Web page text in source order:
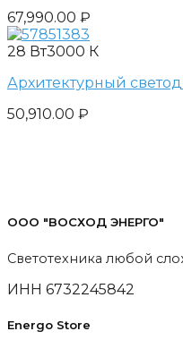
67,990.00 ₽
28 Вт3000 К
Архитектурный
50,910.00 ₽
ООО "ВОСХОД ЭНЕРГО"
Светотехника любой
ИНН 6732245842
Energo Store